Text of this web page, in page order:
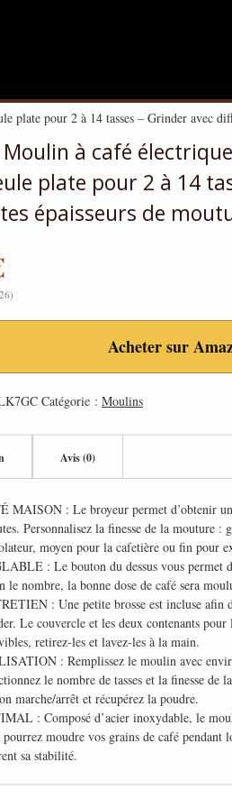
pour 2 à 14 tasses – Grinder avec
à café
plate pour 2 à 14
épaisseurs de
Acheter sur
Catégorie : Moulins
Avis (0)
MAISON : Le broyeur permet d’obtenir
Personnalisez la finesse de la mouture :
moyen pour la cafetière ou fin pour
: Le bouton du dessus vous permet
le nombre, la bonne dose de café sera
: Une petite brosse est incluse afin
Le couvercle et les deux contenants
retirez-les et lavez-les à la main.
: Remplissez le moulin avec
le nombre de tasses et la finesse de
marche/arrêt et récupérez la poudre.
: Composé d’acier inoxydable, le
pourrez moudre vos grains de café pendant
sa stabilité.